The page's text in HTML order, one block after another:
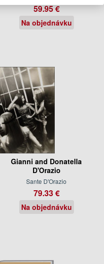
59.95 €
Na objednávku
Gianni and Donatella
D'Orazio
Sante D'Orazio
79.33 €
Na objednávku